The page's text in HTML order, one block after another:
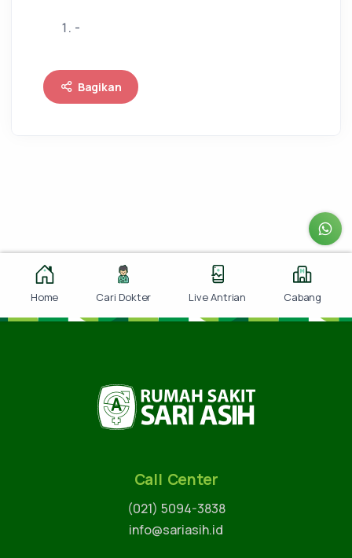
-
Bagikan
Home Cari Dokter Live Antrian Cabang
Call Center
(021) 5094-3838
info@sariasih.id